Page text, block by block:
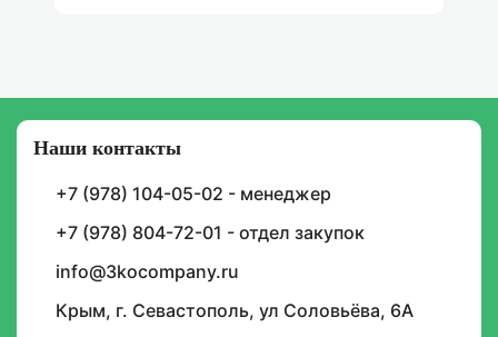
Наши контакты
+7 (978) 104-05-02 - менеджер
+7 (978) 804-72-01 - отдел закупок
info@3kocompany.ru
Крым, г. Севастополь, ул Соловьёва, 6А
И будьте в курсе графика доставок, скидок,